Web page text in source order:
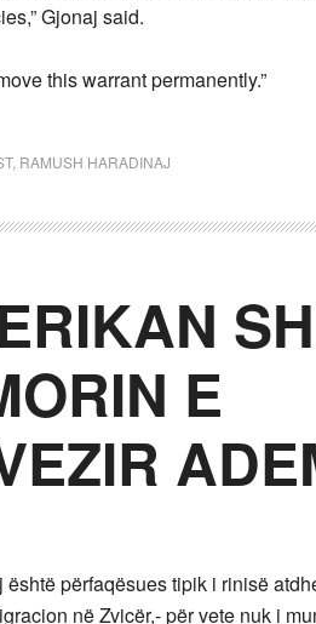
Gjonaj said.
this warrant permanently.”
, RAMUSH HARADINAJ
E
përfaqësues tipik i rinisë
në Zvicër,- për vete nuk i